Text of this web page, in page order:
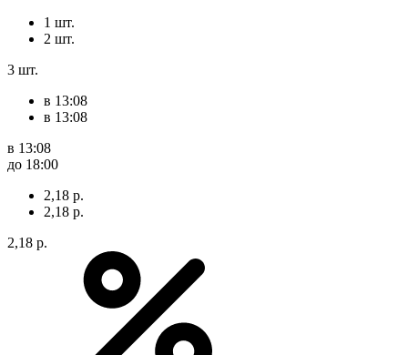
1 шт.
2 шт.
3 шт.
в 13:08
в 13:08
в 13:08
до 18:00
2,18 р.
2,18 р.
2,18 р.